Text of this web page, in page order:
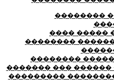
��������
���� �����
��������
��������
������� ��� ������ �
���������